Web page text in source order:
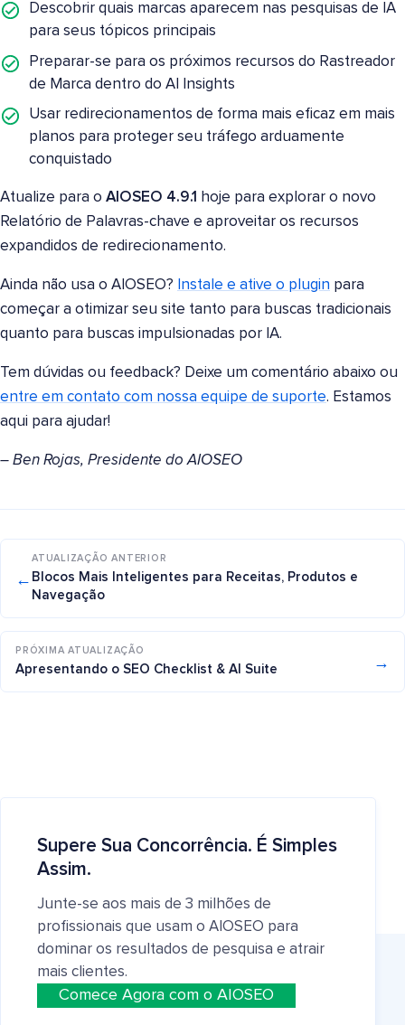
Descobrir quais marcas aparecem nas pesquisas de IA
para seus tópicos principais
Preparar-se para os próximos recursos do Rastreador
de Marca dentro do AI Insights
Usar redirecionamentos de forma mais eficaz em mais
planos para proteger seu tráfego arduamente
conquistado
Atualize para o AIOSEO 4.9.1 hoje para explorar o novo
Relatório de Palavras-chave e aproveitar os recursos
expandidos de redirecionamento.
Ainda não usa o AIOSEO? Instale e ative o plugin para
começar a otimizar seu site tanto para buscas tradicionais
quanto para buscas impulsionadas por IA.
Tem dúvidas ou feedback? Deixe um comentário abaixo ou
entre em contato com nossa equipe de suporte. Estamos
aqui para ajudar!
– Ben Rojas, Presidente do AIOSEO
←
ATUALIZAÇÃO ANTERIOR
Blocos Mais Inteligentes para Receitas, Produtos e
Navegação
PRÓXIMA ATUALIZAÇÃO
Apresentando o SEO Checklist & AI Suite →
Supere Sua Concorrência. É Simples
Assim.
Junte-se aos mais de 3 milhões de
profissionais que usam o AIOSEO para
dominar os resultados de pesquisa e atrair
mais clientes.
Comece Agora com o AIOSEO